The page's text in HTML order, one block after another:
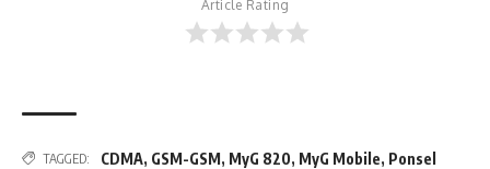
Article Rating
TAGGED: CDMA, GSM-GSM, MyG 820, MyG Mobile, Ponsel